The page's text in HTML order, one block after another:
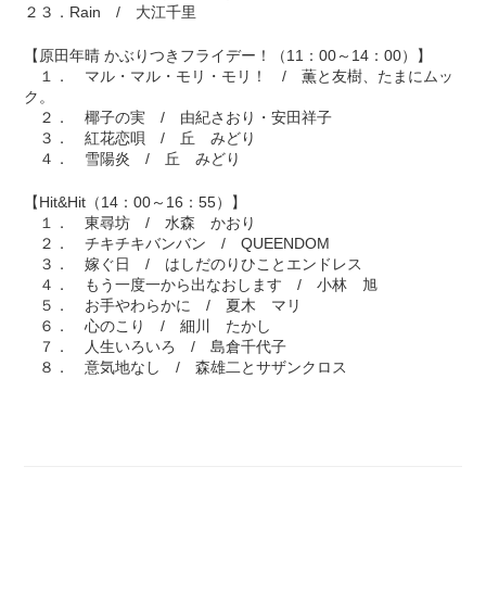
２３．Rain / 大江千里
【原田年晴 かぶりつきフライデー！（11：00～14：00）】
１． マル・マル・モリ・モリ！ / 薫と友樹、たまにムッ
ク。
２． 椰子の実 / 由紀さおり・安田祥子
３． 紅花恋唄 / 丘 みどり
４． 雪陽炎 / 丘 みどり
【Hit&Hit（14：00～16：55）】
１． 東尋坊 / 水森 かおり
２． チキチキバンバン / QUEENDOM
３． 嫁ぐ日 / はしだのりひことエンドレス
４． もう一度一から出なおします / 小林 旭
５． お手やわらかに / 夏木 マリ
６． 心のこり / 細川 たかし
７． 人生いろいろ / 島倉千代子
８． 意気地なし / 森雄二とサザンクロス